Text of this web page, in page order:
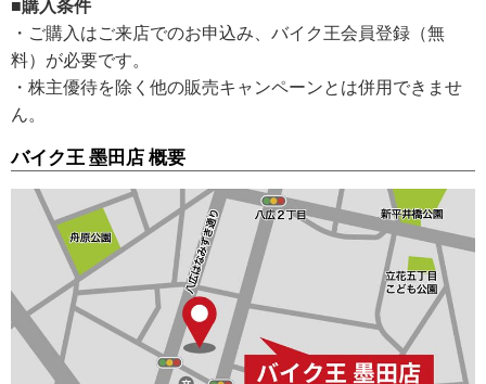
■購入条件
・ご購入はご来店でのお申込み、バイク王会員登録（無
料）が必要です。
・株主優待を除く他の販売キャンペーンとは併用できませ
ん。
バイク王 墨田店 概要